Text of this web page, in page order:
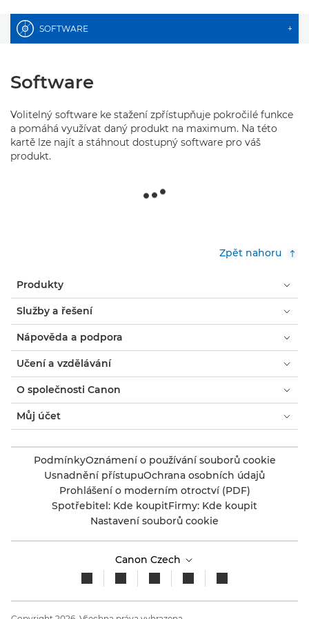
SOFTWARE +
Software
Volitelný software ke stažení zpřístupňuje pokročilé funkce
a pomáhá využívat daný produkt na maximum. Na této
kartě lze najít a stáhnout dostupný software pro váš
produkt.
Zpět nahoru
Produkty
Služby a řešení
Nápověda a podpora
Učení a vzdělávání
O společnosti Canon
Můj účet
PodmínkyOznámení o používání souborů cookie
Usnadnění přístupuOchrana osobních údajů
Prohlášení o moderním otroctví (PDF)
Spotřebitel: Kde koupitFirmy: Kde koupit
Nastavení souborů cookie
Canon Czech